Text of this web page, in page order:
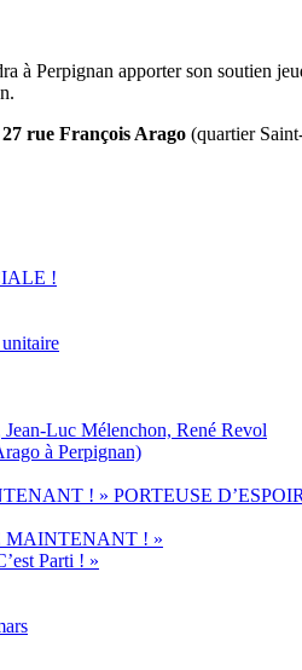
Perpignan apporter son soutien
27 rue François Arago (quartier
!
Luc Mélenchon, René Revol
à Perpignan)
! » PORTEUSE D’ESPOIR
MAINTENANT ! »
Parti ! »